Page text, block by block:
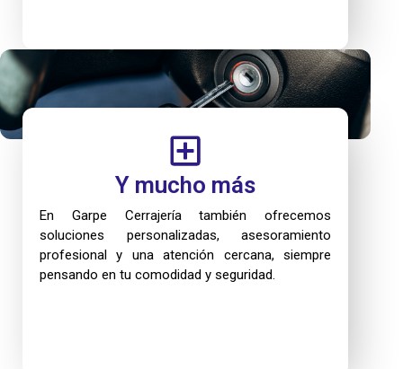
Y mucho más
En Garpe Cerrajería también ofrecemos
soluciones personalizadas, asesoramiento
profesional y una atención cercana, siempre
pensando en tu comodidad y seguridad.